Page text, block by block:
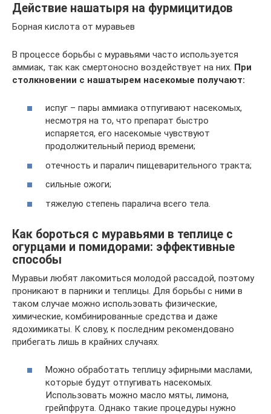
Действие нашатыря на фурмицитидов
Борная кислота от муравьев
В процессе борьбы с муравьями часто используется
аммиак, так как смертоносно воздействует на них. При
столкновении с нашатырем насекомые получают:
испуг – пары аммиака отпугивают насекомых,
несмотря на то, что препарат быстро
испаряется, его насекомые чувствуют
продолжительный период времени;
отечность и паралич пищеварительного тракта;
сильные ожоги;
тяжелую степень паралича всего тела.
Как бороться с муравьями в теплице с
огурцами и помидорами: эффективные
способы
Муравьи любят лакомиться молодой рассадой, поэтому
проникают в парники и теплицы. Для борьбы с ними в
таком случае можно использовать физические,
химические, комбинированные средства и даже
ядохимикаты. К слову, к последним рекомендовано
прибегать лишь в крайних случаях.
Можно обработать теплицу эфирными маслами,
которые будут отпугивать насекомых.
Использовать можно масло мяты, лимона,
грейпфрута. Однако такие процедуры нужно